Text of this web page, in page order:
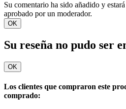
Su comentario ha sido añadido y
aprobado por un moderador.
OK
Su reseña no pudo ser
OK
Los clientes que compraron este
comprado: